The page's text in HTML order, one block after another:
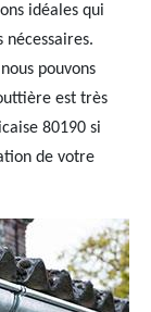
idéales qui
nécessaires.
pouvons
est très
80190 si
de votre